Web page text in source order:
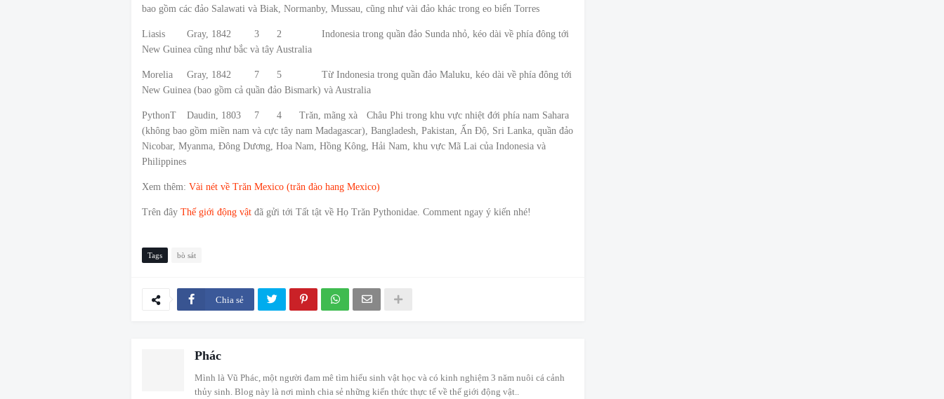
bao gồm các đảo Salawati và Biak, Normanby, Mussau, cũng như vài đảo khác trong eo biển Torres
Liasis Gray, 1842 3 2
Indonesia trong quần đảo Sunda nhỏ, kéo dài về phía đông tới
New Guinea cũng như bắc và tây Australia
Morelia Gray, 1842 7 5
Từ Indonesia trong quần đảo Maluku, kéo dài về phía đông tới
New Guinea (bao gồm cả quần đảo Bismark) và Australia
PythonT Daudin, 1803 7 4 Trăn, mãng xà
Châu Phi trong khu vực nhiệt đới phía nam Sahara
(không bao gồm miền nam và cực tây nam Madagascar), Bangladesh, Pakistan, Ấn Độ, Sri Lanka, quần đảo
Nicobar, Myanma, Đông Dương, Hoa Nam, Hồng Kông, Hải Nam, khu vực Mã Lai của Indonesia và
Philippines
Xem thêm: Vài nét về Trăn Mexico (trăn đào hang Mexico)
Trên đây Thế giới động vật đã gửi tới Tất tật về Họ Trăn Pythonidae. Comment ngay ý kiến nhé!
Tags bò sát
Chia sẻ
Phác
Mình là Vũ Phác, một người đam mê tìm hiểu sinh vật học và có kinh nghiệm 3 năm nuôi cá cảnh
thủy sinh. Blog này là nơi mình chia sẻ những kiến thức thực tế về thế giới động vật..